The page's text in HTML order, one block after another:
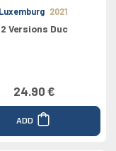
Luxemburg 2021
2 Versions Duc
24.90 €
ADD